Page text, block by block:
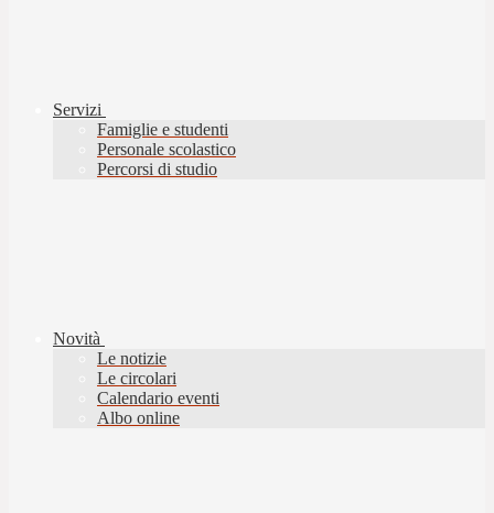
Servizi
Famiglie e studenti
Personale scolastico
Percorsi di studio
Novità
Le notizie
Le circolari
Calendario eventi
Albo online